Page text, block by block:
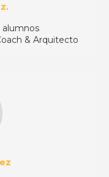
.
alumnos
& Arquitecto